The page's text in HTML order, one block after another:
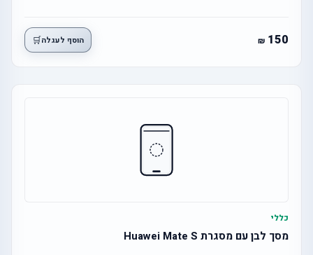
150 הוסף לעגלה🛒
כללי
מסך לבן עם מסגרת Huawei Mate S